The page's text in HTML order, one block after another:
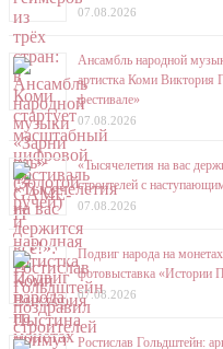
07.08.2026
Ансамбль народной
артистка Коми Виктория
фестивале»
07.08.2026
«Тысячелетия на вас
строителей с
07.08.2026
Подвиг народа на
фотовыставка «Истории
07.08.2026
Ростислав Гольдштейн: